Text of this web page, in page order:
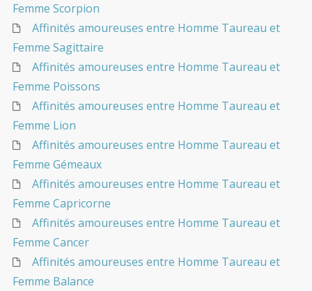
Femme Scorpion
Affinités amoureuses entre Homme Taureau et
Femme Sagittaire
Affinités amoureuses entre Homme Taureau et
Femme Poissons
Affinités amoureuses entre Homme Taureau et
Femme Lion
Affinités amoureuses entre Homme Taureau et
Femme Gémeaux
Affinités amoureuses entre Homme Taureau et
Femme Capricorne
Affinités amoureuses entre Homme Taureau et
Femme Cancer
Affinités amoureuses entre Homme Taureau et
Femme Balance